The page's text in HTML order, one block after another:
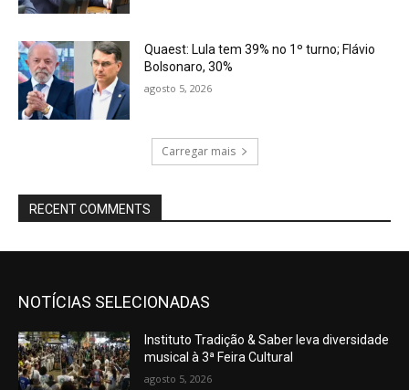
Quaest: Lula tem 39% no 1º turno; Flávio
Bolsonaro, 30%
agosto 5, 2026
Carregar mais
RECENT COMMENTS
NOTÍCIAS SELECIONADAS
Instituto Tradição & Saber leva diversidade
musical à 3ª Feira Cultural
agosto 5, 2026